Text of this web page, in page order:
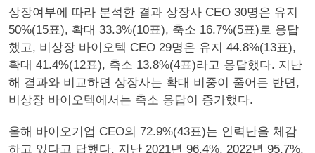
상장여부에 따라 분석한 결과 상장사 CEO 30명은 유지
50%(15표), 확대 33.3%(10표), 축소 16.7%(5표)로 응답
했고, 비상장 바이오텍 CEO 29명은 유지 44.8%(13표),
확대 41.4%(12표), 축소 13.8%(4표)라고 응답했다. 지난
해 결과와 비교하면 상장사는 확대 비중이 줄어든 반면,
비상장 바이오텍에서는 축소 응답이 증가했다.
올해 바이오기업 CEO의 72.9%(43표)는 인력난을 체감
하고 있다고 답했다. 지난 2021년 96.4%, 2022년 95.7%,